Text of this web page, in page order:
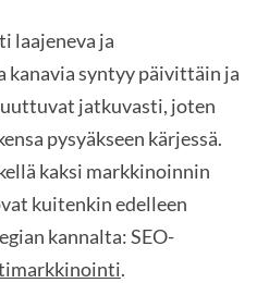
laajeneva ja
kanavia syntyy päivittäin ja
jatkuvasti, joten
pysyäkseen kärjessä.
kaksi markkinoinnin
kuitenkin edelleen
kannalta: SEO-
.